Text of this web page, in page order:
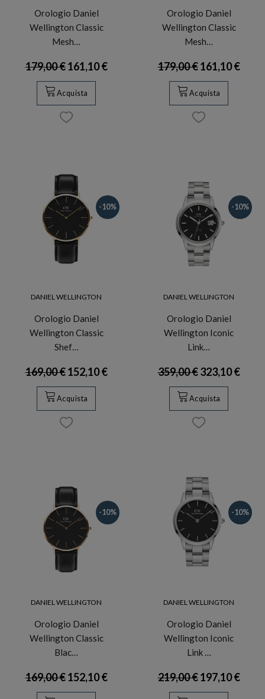
Orologio Daniel
Wellington Classic
Mesh…
179,00 €161,10 €
Acquista
Orologio Daniel
Wellington Classic
Mesh…
179,00 €161,10 €
Acquista
-10%
DANIEL WELLINGTON
Orologio Daniel
Wellington Classic
Shef…
169,00 €152,10 €
Acquista
-10%
DANIEL WELLINGTON
Orologio Daniel
Wellington Iconic
Link…
359,00 €323,10 €
Acquista
-10%
DANIEL WELLINGTON
Orologio Daniel
Wellington Classic
Blac…
169,00 €152,10 €
-10%
DANIEL WELLINGTON
Orologio Daniel
Wellington Iconic
Link …
219,00 €197,10 €